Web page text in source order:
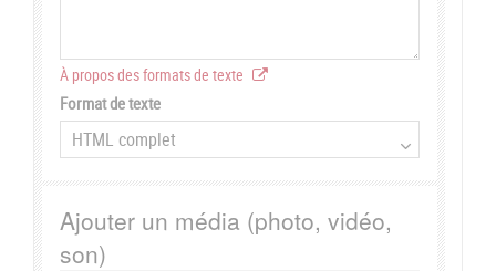
À propos des formats de texte
Format de texte
Ajouter un média (photo, vidéo,
son)